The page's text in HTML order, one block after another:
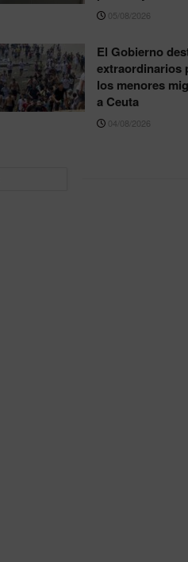
05/08/2026
El Gobierno
extraordinarios
los menores
a Ceuta
04/08/2026